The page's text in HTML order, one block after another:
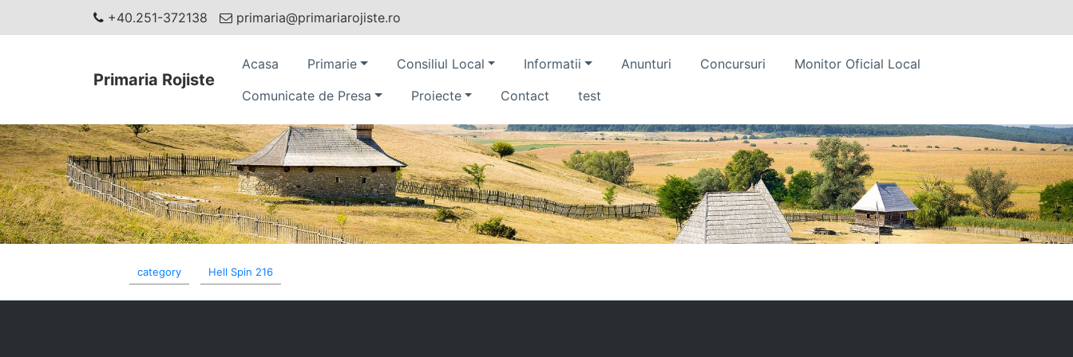
+40.251-372138 primaria@primariarojiste.ro
Primaria Rojiste
Acasa Primarie Consiliul Local Informatii Anunturi Concursuri
Monitor Oficial Local
Comunicate de Presa
Proiecte Contact test
category Hell Spin 216